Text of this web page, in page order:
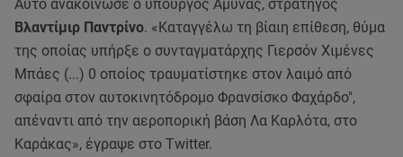
Αυτό ανακοίνωσε ο υπουργός Άμυνας, στρατηγός
Βλαντίμιρ Παντρίνο. «Καταγγέλω τη βίαιη επίθεση, θύμα
της οποίας υπήρξε ο συνταγματάρχης Γιερσόν Χιμένες
Μπάες (...) 0 οποίος τραυματίστηκε στον λαιμό από
σφαίρα στον αυτοκινητόδρομο Φρανσίσκο Φαχάρδο",
απέναντι από την αεροπορική βάση Λα Καρλότα, στο
Καράκας», έγραψε στο Twitter.